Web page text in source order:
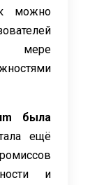
можно
мере
была
ещё
и